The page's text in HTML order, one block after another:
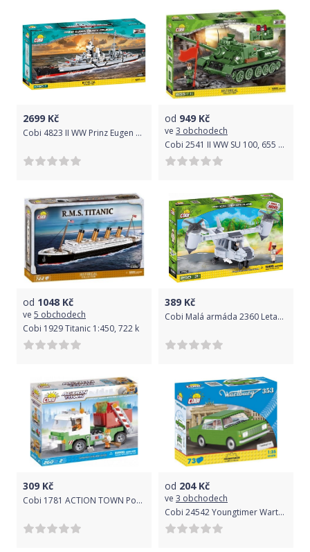
2699 Kč
Cobi 4823 II WW Prinz Eugen 1:300, 1790 k
od 949 Kč
ve 3 obchodech
Cobi 2541 II WW SU 100, 655 k, 1 f
od 1048 Kč
ve 5 obchodech
Cobi 1929 Titanic 1:450, 722 k
389 Kč
Cobi Malá armáda 2360 Letadlo se svislým vzletem
309 Kč
Cobi 1781 ACTION TOWN Popelářské auto s kontejnerem 260 k, 2 f
od 204Kč
ve 3 obchodech
Cobi 24542 Youngtimer Wartburg 353